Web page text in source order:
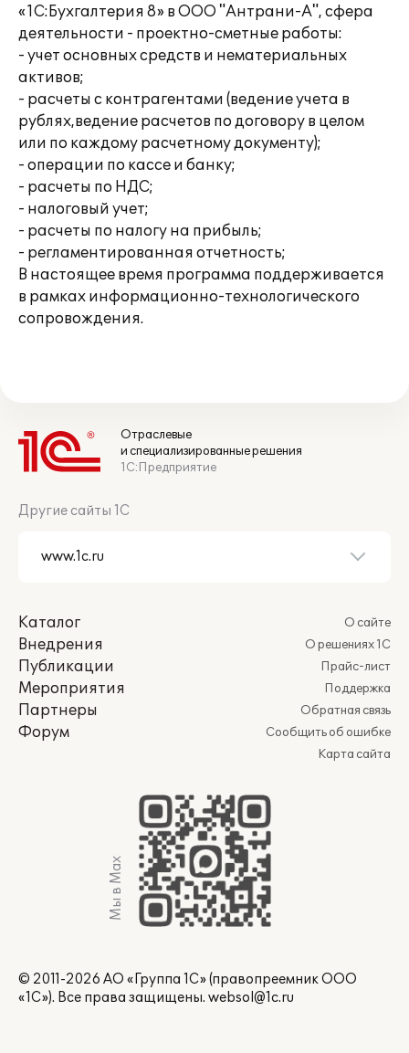
«1С:Бухгалтерия 8» в ООО "Антрани-А", сфера
деятельности - проектно-сметные работы:
- учет основных средств и нематериальных
активов;
- расчеты с контрагентами (ведение учета в
рублях,ведение расчетов по договору в целом
или по каждому расчетному документу);
- операции по кассе и банку;
- расчеты по НДС;
- налоговый учет;
- расчеты по налогу на прибыль;
- регламентированная отчетность;
В настоящее время программа поддерживается
в рамках информационно-технологического
сопровождения.
Отраслевые
и специализированные решения
1С:Предприятие
Другие сайты 1С
Каталог
Внедрения
Публикации
Мероприятия
Партнеры
Форум
О сайте
О решениях 1С
Прайс-лист
Поддержка
Обратная связь
Сообщить об ошибке
Карта сайта
Мы в Max
© 2011-2026 АО «Группа 1С» (правопреемник ООО
«1С»). Все права защищены. websol@1c.ru